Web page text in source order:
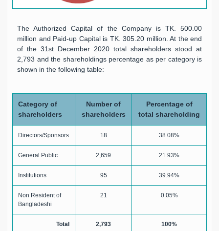
The Authorized Capital of the Company is TK. 500.00
million and Paid-up Capital is TK. 305.20 million. At the end
of the 31st December 2020 total shareholders stood at
2,793 and the shareholdings percentage as per category is
shown in the following table:
Category of
shareholders
Number of
shareholders
Percentage of
total shareholding
Directors/Sponsors 18 38.08%
General Public 2,659 21.93%
Institutions 95 39.94%
Non Resident of
Bangladeshi
21 0.05%
Total 2,793 100%